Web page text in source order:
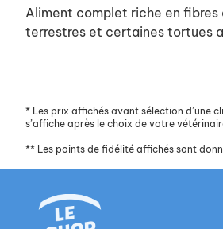
Aliment complet riche en fibres
terrestres et certaines tortues
* Les prix affichés avant sélection d’une
s’affiche après le choix de votre
** Les points de fidélité affichés sont